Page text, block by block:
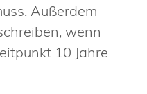
Außerdem
wenn
10 Jahre